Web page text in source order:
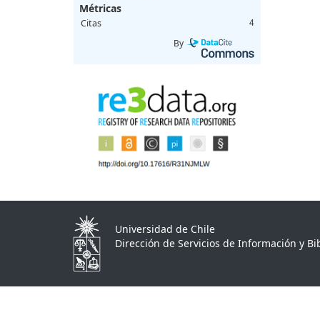
Métricas
Citas 4
By
Universidad de Chile
Dirección de Servicios de Información y